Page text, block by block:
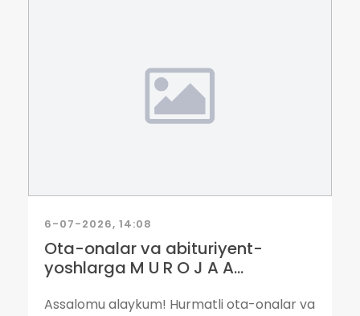
6-07-2026, 14:08
Ota-onalar va abituriyent-
yoshlarga M U R O J A A...
Assalomu alaykum! Hurmatli ota-onalar va